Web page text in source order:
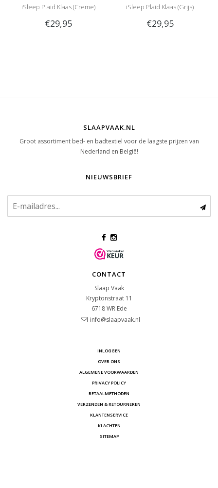
iSleep Plaid Klaas (Creme)
€29,95
iSleep Plaid Klaas (Grijs)
€29,95
SLAAPVAAK.NL
Groot assortiment bed- en badtextiel voor de laagste prijzen van
Nederland en België!
NIEUWSBRIEF
CONTACT
Slaap Vaak
Kryptonstraat 11
6718 WR Ede
info@slaapvaak.nl
INLOGGEN
OVER ONS
ALGEMENE VOORWAARDEN
PRIVACY POLICY
BETAALMETHODEN
VERZENDEN & RETOURNEREN
KLANTENSERVICE
KLACHTEN
SITEMAP